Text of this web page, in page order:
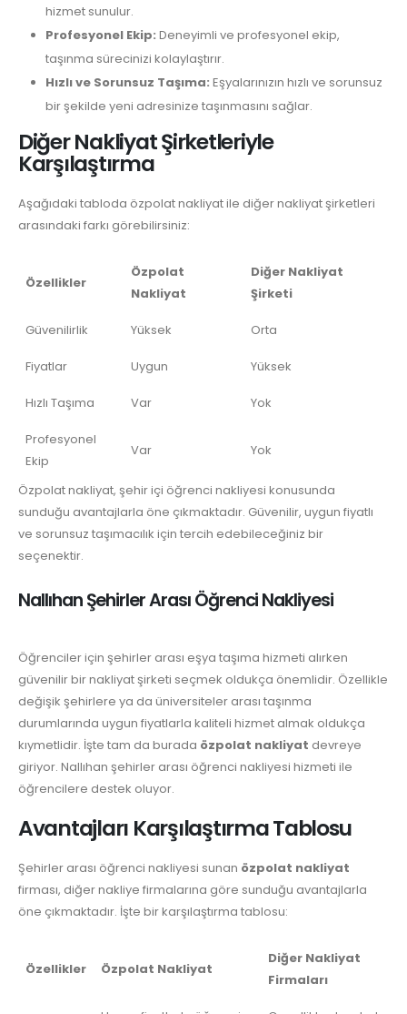
hizmet sunulur.
Profesyonel Ekip: Deneyimli ve profesyonel ekip,
taşınma sürecinizi kolaylaştırır.
Hızlı ve Sorunsuz Taşıma: Eşyalarınızın hızlı ve sorunsuz
bir şekilde yeni adresinize taşınmasını sağlar.
Diğer Nakliyat Şirketleriyle
Karşılaştırma
Aşağıdaki tabloda özpolat nakliyat ile diğer nakliyat şirketleri
arasındaki farkı görebilirsiniz:
Özellikler
Özpolat
Nakliyat
Diğer Nakliyat
Şirketi
Güvenilirlik Yüksek Orta
Fiyatlar Uygun Yüksek
Hızlı Taşıma Var Yok
Profesyonel
Ekip
Var Yok
Özpolat nakliyat, şehir içi öğrenci nakliyesi konusunda
sunduğu avantajlarla öne çıkmaktadır. Güvenilir, uygun fiyatlı
ve sorunsuz taşımacılık için tercih edebileceğiniz bir
seçenektir.
Nallıhan Şehirler Arası Öğrenci Nakliyesi
Öğrenciler için şehirler arası eşya taşıma hizmeti alırken
güvenilir bir nakliyat şirketi seçmek oldukça önemlidir. Özellikle
değişik şehirlere ya da üniversiteler arası taşınma
durumlarında uygun fiyatlarla kaliteli hizmet almak oldukça
kıymetlidir. İşte tam da burada özpolat nakliyat devreye
giriyor. Nallıhan şehirler arası öğrenci nakliyesi hizmeti ile
öğrencilere destek oluyor.
Avantajları Karşılaştırma Tablosu
Şehirler arası öğrenci nakliyesi sunan özpolat nakliyat
firması, diğer nakliye firmalarına göre sunduğu avantajlarla
öne çıkmaktadır. İşte bir karşılaştırma tablosu:
Özellikler Özpolat Nakliyat
Diğer Nakliyat
Firmaları